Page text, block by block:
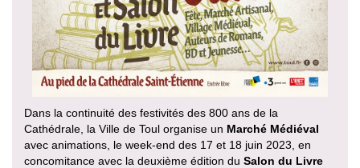
Dans la continuité des festivités des 800 ans de la
Cathédrale, la Ville de Toul organise un Marché Médiéval
avec animations, le week-end des 17 et 18 juin 2023, en
concomitance avec la deuxième édition du Salon du Livre